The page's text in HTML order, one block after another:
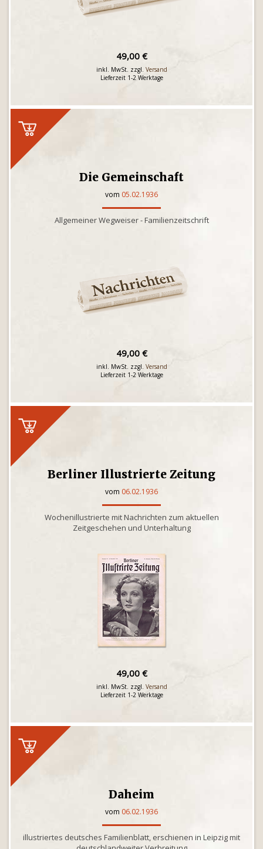
49,00 €
inkl. MwSt. zzgl. Versand
Lieferzeit 1-2 Werktage
Die Gemeinschaft
vom 05.02.1936
Allgemeiner Wegweiser - Familienzeitschrift
49,00 €
inkl. MwSt. zzgl. Versand
Lieferzeit 1-2 Werktage
Berliner Illustrierte Zeitung
vom 06.02.1936
Wochenillustrierte mit Nachrichten zum aktuellen
Zeitgeschehen und Unterhaltung
49,00 €
inkl. MwSt. zzgl. Versand
Lieferzeit 1-2 Werktage
Daheim
vom 06.02.1936
illustriertes deutsches Familienblatt, erschienen in Leipzig mit